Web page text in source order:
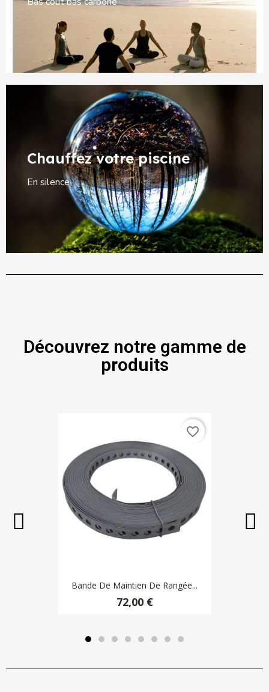
Chauffez votre piscine
En silence
Découvrez notre gamme de
produits
Bande De Maintien De Rangée...
72,00 €
favorite_border